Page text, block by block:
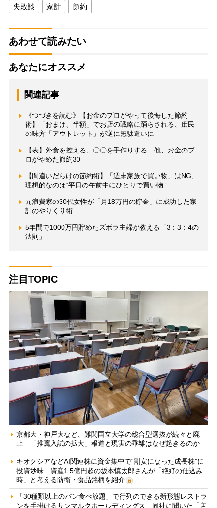
失敗談 家計 節約
あわせて読みたい
あなたにオススメ
関連記事
《つづきを読む》【お金のプロがやって後悔した節約
術】「おまけ、半額」でお店の戦略に踊らされる、庶民
の味方「アウトレット」が逆に無駄遣いに
【表】外食を控える、〇〇を手作りする…他、お金のプ
ロがやめた節約30
【間違いだらけの節約術】「週末家族で買い物」はNG、
理想的なのは“平日の午前中にひとりで買い物”
元浪費家の30代女性が「月18万円の貯金」に成功した家
計のやりくり術
5年間で1000万円貯めたズボラ主婦が教える「3：3：4の
法則」
注目TOPIC
京都大・神戸大など、難関国立大学の総合型選抜が続々と廃
止 「推薦入試の拡大」報道と現実の乖離はなぜ起きるのか
キオクシアなどAI関連株に資金集中で“割安になった成長株”に
投資妙味 資産1.5億円超の坂本慎太郎さんが「絶好の仕込み
時」と考える防衛・食品銘柄を紹介
「30種類以上のパン食べ放題」で行列のできる新形態レストラ
ンを手掛けるサンマルクホールディングス 同社に聞いた「店